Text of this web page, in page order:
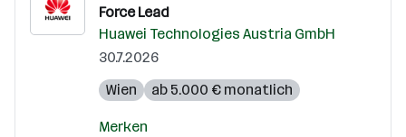
Force Lead
Huawei Technologies Austria GmbH
30.7.2026
Wien
ab 5.000 € monatlich
Merken